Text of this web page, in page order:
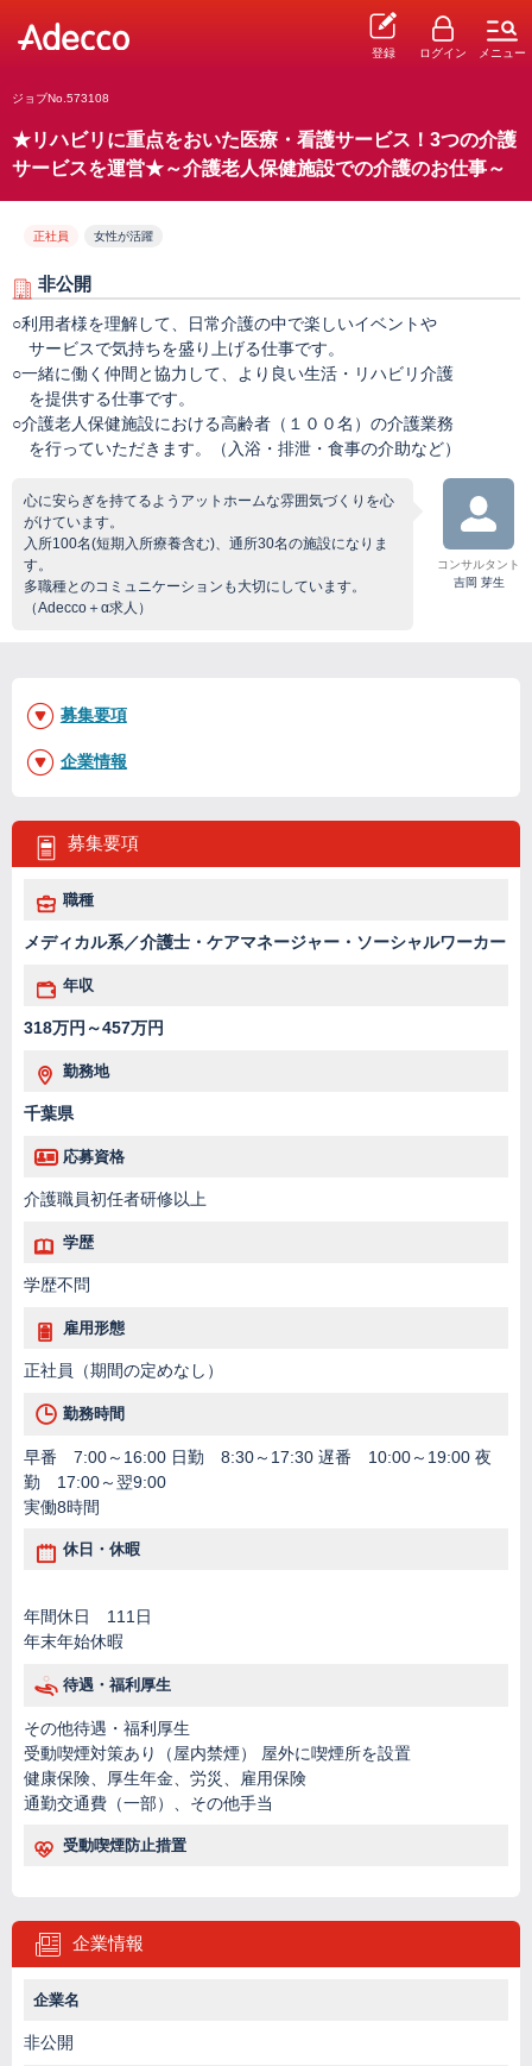
登録 ログイン メニュー
ジョブNo.573108
★リハビリに重点をおいた医療・看護サービス！3つの介護
サービスを運営★～介護老人保健施設での介護のお仕事～
正社員 女性が活躍
非公開
○利用者様を理解して、日常介護の中で楽しいイベントや
サービスで気持ちを盛り上げる仕事です。
○一緒に働く仲間と協力して、より良い生活・リハビリ介護
を提供する仕事です。
○介護老人保健施設における高齢者（１００名）の介護業務
を行っていただきます。（入浴・排泄・食事の介助など）
心に安らぎを持てるようアットホームな雰囲気づくりを心
がけています。
入所100名(短期入所療養含む)、通所30名の施設になりま
す。
多職種とのコミュニケーションも大切にしています。
（Adecco＋α求人）
コンサルタント
吉岡 芽生
募集要項
職種
メディカル系／介護士・ケアマネージャー・ソーシャルワーカー
年収
318万円～457万円
勤務地
千葉県
応募資格
介護職員初任者研修以上
学歴
学歴不問
雇用形態
正社員（期間の定めなし）
勤務時間
早番 7:00～16:00 日勤 8:30～17:30 遅番 10:00～19:00 夜
勤 17:00～翌9:00
実働8時間
休日・休暇
年間休日 111日
年末年始休暇
待遇・福利厚生
その他待遇・福利厚生
受動喫煙対策あり（屋内禁煙） 屋外に喫煙所を設置
健康保険、厚生年金、労災、雇用保険
通勤交通費（一部）、その他手当
受動喫煙防止措置
企業情報
企業名
非公開
募集要項
企業情報